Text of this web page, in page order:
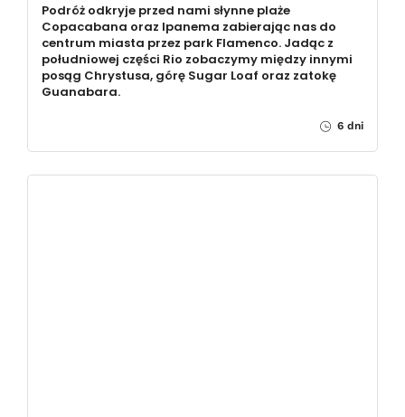
Podróż odkryje przed nami słynne plaże
Copacabana oraz Ipanema zabierając nas do
centrum miasta przez park Flamenco. Jadąc z
południowej części Rio zobaczymy między innymi
posąg Chrystusa, górę Sugar Loaf oraz zatokę
Guanabara.
6 dni